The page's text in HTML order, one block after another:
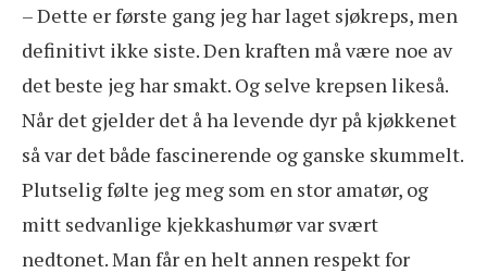
– Dette er første gang jeg har laget sjøkreps, men
definitivt ikke siste. Den kraften må være noe av
det beste jeg har smakt. Og selve krepsen likeså.
Når det gjelder det å ha levende dyr på kjøkkenet
så var det både fascinerende og ganske skummelt.
Plutselig følte jeg meg som en stor amatør, og
mitt sedvanlige kjekkashumør var svært
nedtonet. Man får en helt annen respekt for